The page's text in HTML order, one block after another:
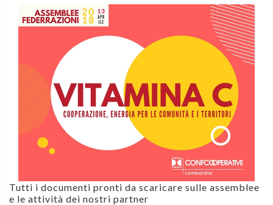
Tutti i documenti pronti da scaricare sulle assemblee
e le attività dei nostri partner